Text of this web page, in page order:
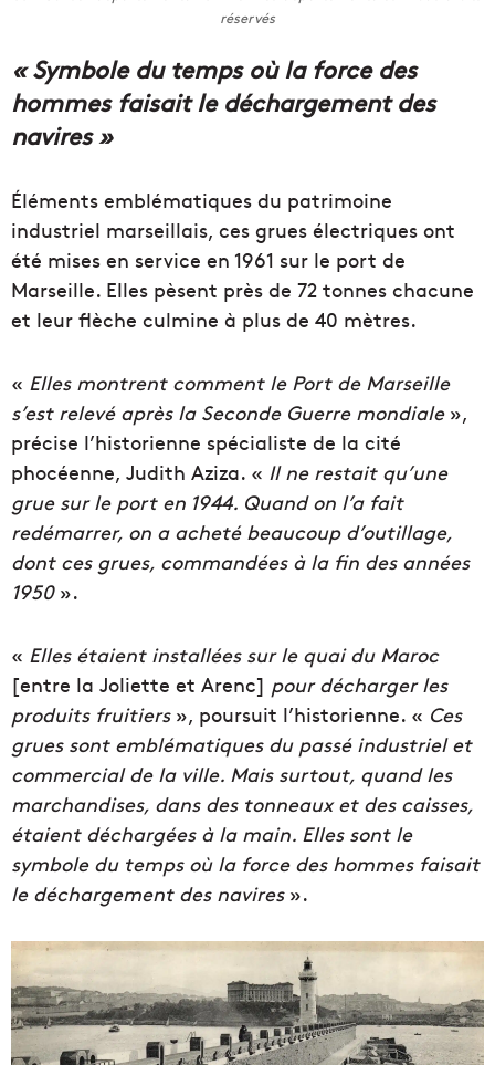
réservés
« Symbole du temps où la force des
hommes faisait le déchargement des
navires »
Éléments emblématiques du patrimoine
industriel marseillais, ces grues électriques ont
été mises en service en 1961 sur le port de
Marseille. Elles pèsent près de 72 tonnes chacune
et leur flèche culmine à plus de 40 mètres.
« Elles montrent comment le Port de Marseille
s’est relevé après la Seconde Guerre mondiale»,
précise l’historienne spécialiste de la cité
phocéenne, Judith Aziza. « Il ne restait qu’une
grue sur le port en 1944. Quand on l’a fait
redémarrer, on a acheté beaucoup d’outillage,
dont ces grues, commandées à la fin des années
1950».
« Elles étaient installées sur le quai du Maroc
[entre la Joliette et Arenc] pour décharger les
produits fruitiers», poursuit l’historienne. « Ces
grues sont emblématiques du passé industriel et
commercial de la ville. Mais surtout, quand les
marchandises, dans des tonneaux et des caisses,
étaient déchargées à la main. Elles sont le
symbole du temps où la force des hommes faisait
le déchargement des navires».